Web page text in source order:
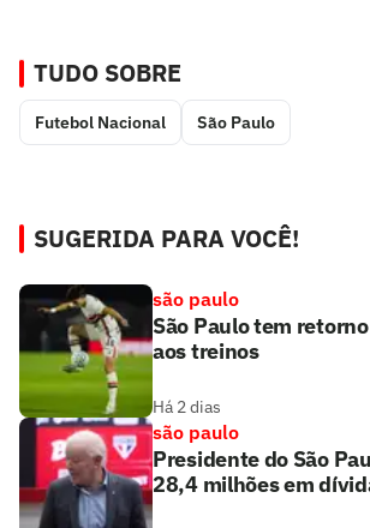
TUDO SOBRE
Futebol Nacional São Paulo
SUGERIDA PARA VOCÊ!
são paulo
São Paulo tem
aos treinos
Há 2 dias
são paulo
Presidente do São
28,4 milhões em